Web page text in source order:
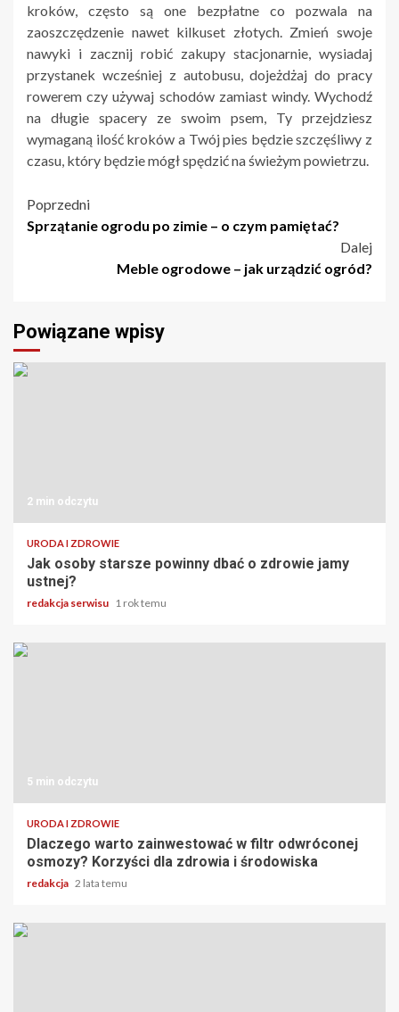
kroków, często są one bezpłatne co pozwala na
zaoszczędzenie nawet kilkuset złotych. Zmień swoje
nawyki i zacznij robić zakupy stacjonarnie, wysiadaj
przystanek wcześniej z autobusu, dojeżdżaj do pracy
rowerem czy używaj schodów zamiast windy. Wychodź
na długie spacery ze swoim psem, Ty przejdziesz
wymaganą ilość kroków a Twój pies będzie szczęśliwy z
czasu, który będzie mógł spędzić na świeżym powietrzu.
Nawigacja
Poprzedni
Sprzątanie ogrodu po zimie – o czym pamiętać?
Dalej
Meble ogrodowe – jak urządzić ogród?
Powiązane wpisy
2 min odczytu
URODA I ZDROWIE
Jak osoby starsze powinny dbać o zdrowie jamy
ustnej?
redakcja serwisu 1 rok temu
5 min odczytu
URODA I ZDROWIE
Dlaczego warto zainwestować w filtr odwróconej
osmozy? Korzyści dla zdrowia i środowiska
redakcja 2 lata temu